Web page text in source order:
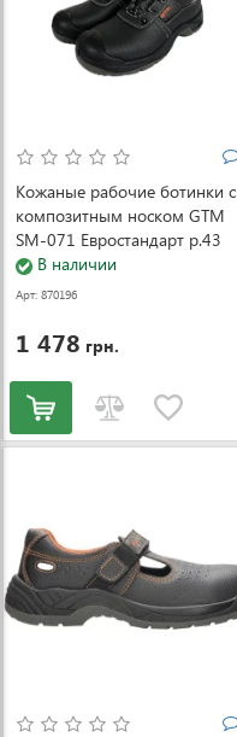
Кожаные рабочие ботинки с
композитным носком GTM
SM-071 Евростандарт р.43
В наличии
Арт: 870196
1 478 грн.